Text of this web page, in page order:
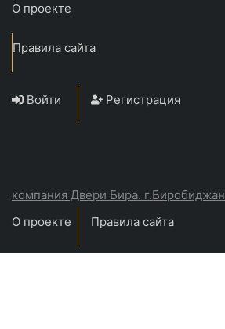
О проекте
Правила сайта
Войти Регистрация
компания Двери Бира. г.Биробиджан
О проекте
Правила сайта